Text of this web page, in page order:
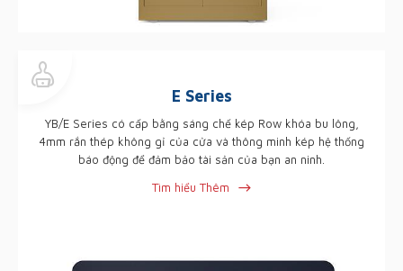
E Series
YB/E Series có cấp bằng sáng chế kép Row khóa bu lông,
4mm rắn thép không gỉ của cửa và thông minh kép hệ thống
báo động để đảm bảo tài sản của bạn an ninh.
Tìm hiểu Thêm